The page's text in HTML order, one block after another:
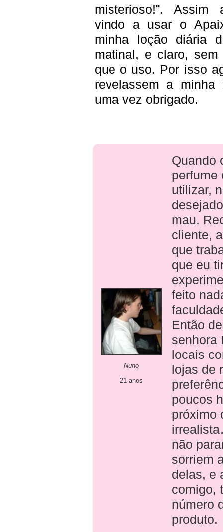
misterioso!”.
vindo a usar o
minha loção diária
matinal, e claro,
que o uso. Por isso
revelassem a minha
uma vez obrigado.
Nuno
21 anos
Quando
perfume
utilizar,
mau.
cliente,
que
que eu
feito
Então
senhora
locais
lojas de
poucos
próximo
não
sorriem
delas, e
comigo,
número
produto.